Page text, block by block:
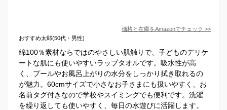
価格と在庫をAmazonでチェック >>
おすすめ太郎(50代・男性)
綿100％素材ならではのやさしい肌触りで、子どものデリケ
ートな肌にも使いやすいラップタオルです。吸水性が高
く、プールやお風呂上がりの水分をしっかり拭き取れるの
が魅力。60cmサイズで小さなお子さまにも扱いやすく、お
名前タグ付きなので学校やスイミングでも便利です。洗濯
を繰り返しても使いやすく、毎日の水遊びに活躍します。